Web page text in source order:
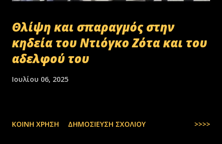
Θλίψη και σπαραγμός στην
κηδεία του Ντιόγκο Ζότα και του
αδελφού του
Ιουλίου 06, 2025
ΚΟΙΝΉ ΧΡΉΣΗ ΔΗΜΟΣΊΕΥΣΗ ΣΧΟΛΊΟΥ >>>>